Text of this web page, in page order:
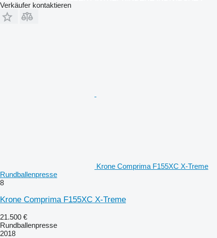
Verkäufer kontaktieren
Krone Comprima F155XC X-Treme
Rundballenpresse
8
Krone Comprima F155XC X-Treme
21.500 €
Rundballenpresse
2018